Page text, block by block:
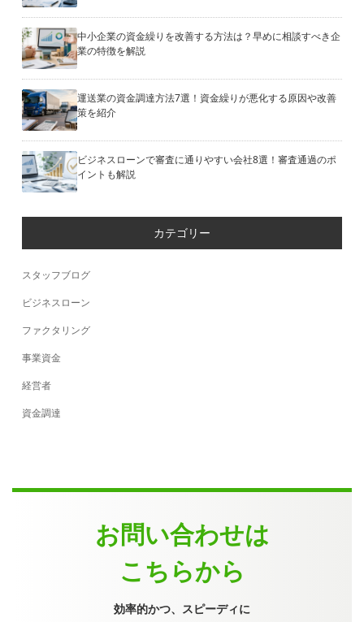
中小企業の資金繰りを改善する方法は？早めに相談すべき企
業の特徴を解説
運送業の資金調達方法7選！資金繰りが悪化する原因や改善
策を紹介
ビジネスローンで審査に通りやすい会社8選！審査通過のポ
イントも解説
カテゴリー
スタッフブログ
ビジネスローン
ファクタリング
事業資金
経営者
資金調達
お問い合わせは
こちらから
効率的かつ、スピーディに